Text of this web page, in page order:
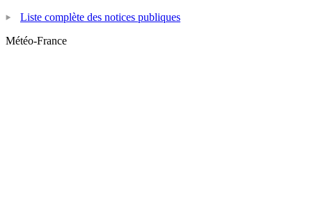
Liste complète des notices publiques
Météo-France